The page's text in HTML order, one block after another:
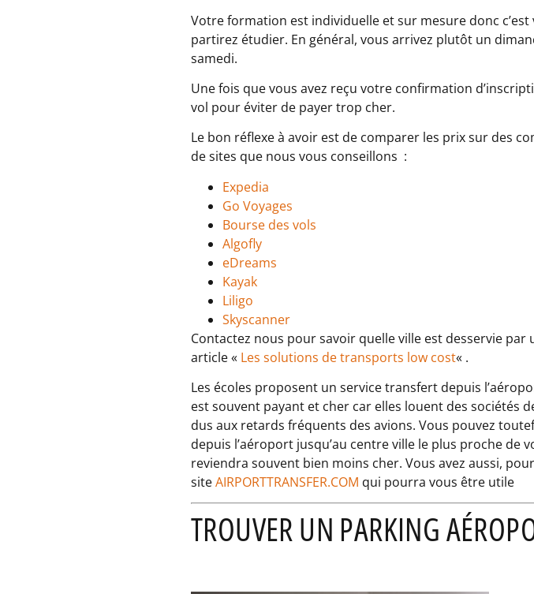
Votre formation est individuelle et sur mesure donc
partirez étudier. En général, vous arrivez plutôt un
samedi.
Une fois que vous avez reçu votre confirmation
vol pour éviter de payer trop cher.
Le bon réflexe à avoir est de comparer les prix sur des
de sites que nous vous conseillons :
Expedia
Go Voyages
Bourse des vols
Algofly
eDreams
Kayak
Liligo
Skyscanner
Contactez nous pour savoir quelle ville est desservie
article « Les solutions de transports low cost« .
Les écoles proposent un service transfert depuis
est souvent payant et cher car elles louent des sociétés
dus aux retards fréquents des avions. Vous pouvez
depuis l’aéroport jusqu’au centre ville le plus proche de
reviendra souvent bien moins cher. Vous avez aussi,
siteAIRPORTTRANSFER.COM qui pourra vous être utile
TROUVER UN PARKING